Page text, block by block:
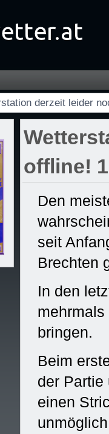
noch immer
derzeit leider
offline!
Den
seit
Brechten
In den
bringen.
Beim
der Partie
einen